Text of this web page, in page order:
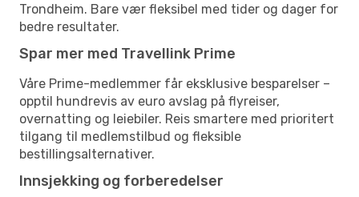
Trondheim. Bare vær fleksibel med tider og dager for
bedre resultater.
Spar mer med Travellink Prime
Våre Prime-medlemmer får eksklusive besparelser –
opptil hundrevis av euro avslag på flyreiser,
overnatting og leiebiler. Reis smartere med prioritert
tilgang til medlemstilbud og fleksible
bestillingsalternativer.
Innsjekking og forberedelser